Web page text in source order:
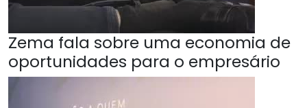
Zema fala sobre uma economia de
oportunidades para o empresário